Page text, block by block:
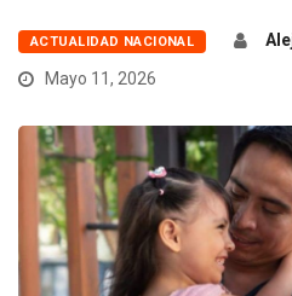
ACTUALIDAD NACIONAL
Mayo 11, 2026